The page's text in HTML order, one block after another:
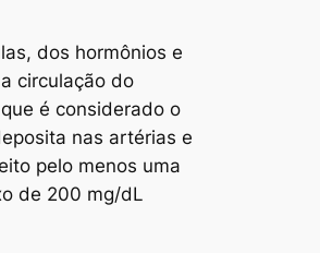
dos hormônios e
circulação do
é considerado o
nas artérias e
pelo menos uma
de 200 mg/dL